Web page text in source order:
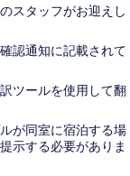
スタッフがお迎えし
認通知に記載されて
ツールを使用して翻
が同室に宿泊する場
示する必要がありま